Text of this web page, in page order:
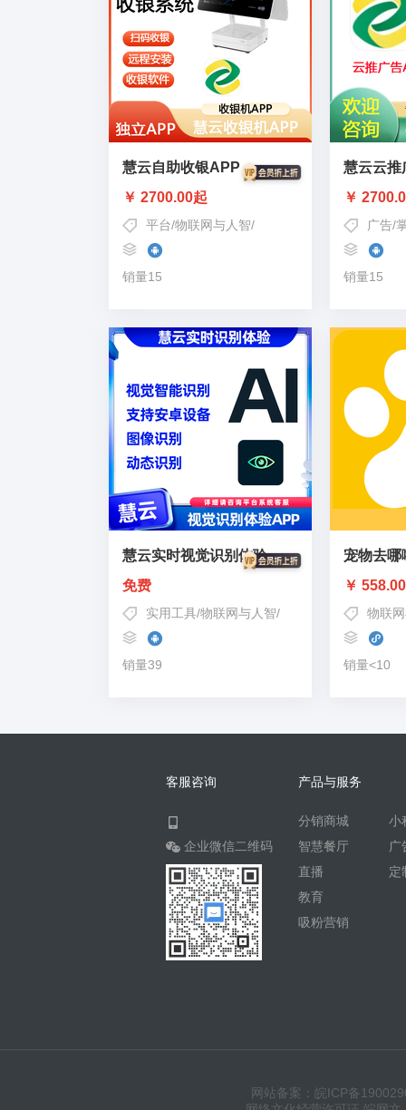
慧云自助收银APP
￥ 2700.00起
平台/物联网与人智/ 智慧收银/自助
销量15
慧云云
￥
广告/
销量15
慧云实时视觉识别体验
免费
实用工具/物联网与人智/ /AI识别/安
销量39
宠物去哪
￥
物联
销量<10
客服咨询
企业微信二维码
产品与服务
分销商城
智慧餐厅
直播
教育
吸粉营销
小
广
定
网站备案：皖ICP备